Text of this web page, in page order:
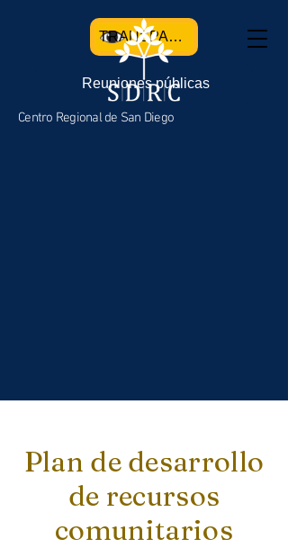
TRANSPARENCIA
Reuniones públicas
Centro Regional de San Diego
Plan de desarrollo
de recursos
comunitarios